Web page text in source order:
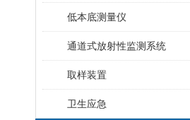
低本底测量仪
通道式放射性监测系统
取样装置
卫生应急